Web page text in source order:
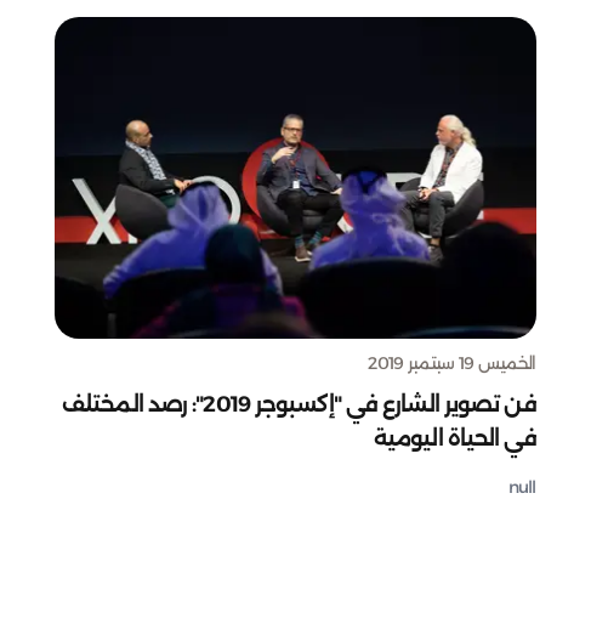
الخميس 19 سبتمبر 2019
فن تصوير الشارع في "إكسبوجر 2019": رصد المختلف
في الحياة اليومية
null